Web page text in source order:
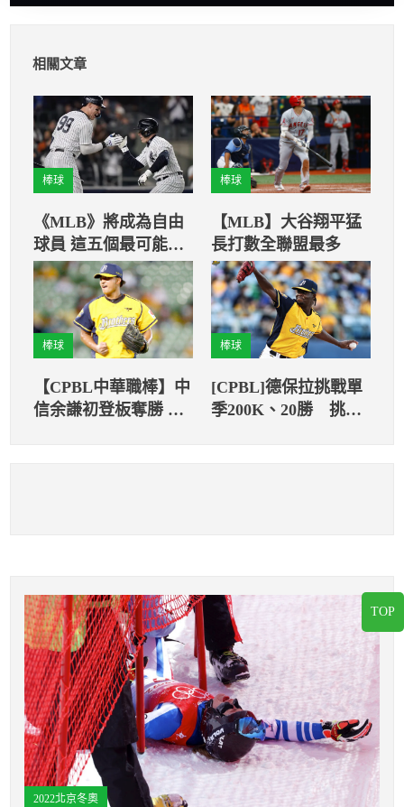
相關文章
棒球
《MLB》將成為自由
球員 這五個最可能成
為賈吉的落腳處！
棒球
【MLB】大谷翔平猛
長打數全聯盟最多
棒球
【CPBL中華職棒】中
信余謙初登板奪勝 中
棒球
[CPBL]德保拉挑戰單
季200K、20勝 挑戰
2022北京冬奧
TOP